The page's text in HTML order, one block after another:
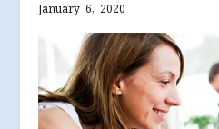
January 6, 2020